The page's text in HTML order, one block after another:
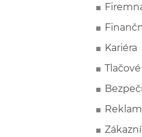
Kariéra